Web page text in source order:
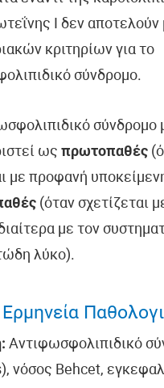
Ι δεν
κριτηρίων για το
σύνδρομο.
σύνδρομο
ωςπρωτοπαθές
με προφανή
(όταν σχετίζεται
με τον
λύκο).
Ερμηνεία
Αντιφωσφολιπιδικό
νόσος Behcet,